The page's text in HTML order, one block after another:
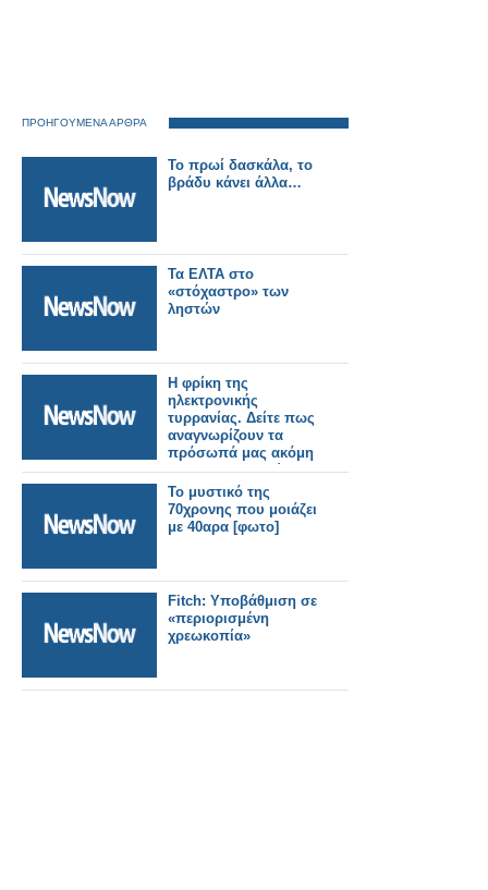
ΠΡΟΗΓΟΥΜΕΝΑ ΑΡΘΡΑ
Το πρωί δασκάλα, το
βράδυ κάνει άλλα…
Τα ΕΛΤΑ στο
«στόχαστρο» των
ληστών
Η φρίκη της
ηλεκτρονικής
τυρρανίας. Δείτε πως
αναγνωρίζουν τα
πρόσωπά μας ακόμη
και στις διαδηλώσεις!
ΑΦΥΠΝΙΣΘΕΙΤΕ
Το μυστικό της
70χρονης που μοιάζει
με 40αρα [φωτο]
Fitch: Υποβάθμιση σε
«περιορισμένη
χρεωκοπία»